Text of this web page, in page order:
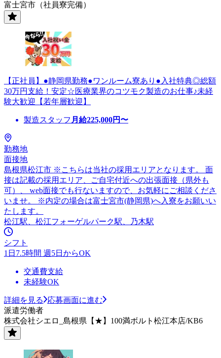
富士宮市（社員寮完備）
【正社員】●静岡県勤務●ワンルーム寮あり●入社特典◎総額
30万円支給！安定☆医療業界のコツモク製造のお仕事♪未経
験大歓迎【若年層歓迎】
製造スタッフ 月給225,000円〜
勤務地
面接地
島根県松江市 ※こちらは当社の採用エリアとなります。 面
接は記載の採用エリア、ご自宅付近への出張面接（県外も
可）、 web面接でも行ないますので、お気軽にご相談くださ
いませ。 ※内定の場合は富士宮市(静岡県)へ入寮をお願いい
たします。
松江駅、松江フォーゲルパーク駅、乃木駅
シフト
1日7.5時間 週5日からOK
交通費支給
未経験OK
詳細を見る
応募画面に進む
派遣労働者
株式会社シエロ_島根県【★】100満ボルト松江本店/KB6